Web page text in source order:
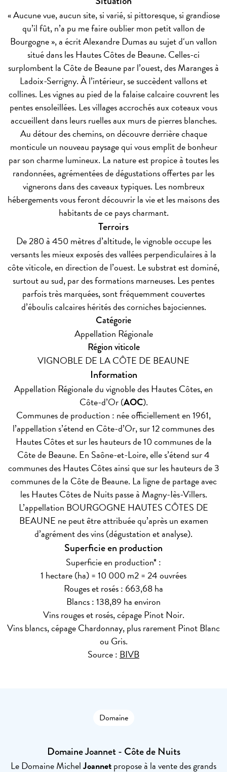
« Aucune vue, aucun site, si varié, si pittoresque, si grandiose
qu’il fût, n’a pu me faire oublier mon petit vallon de
Bourgogne », a écrit Alexandre Dumas au sujet d‘un vallon
situé dans les Hautes Côtes de Beaune. Celles-ci
surplombent la Côte de Beaune par l’ouest, des Maranges à
Ladoix-Serrigny. À l’intérieur, se succèdent vallons et
collines. Les vignes au pied de la falaise calcaire couvrent les
pentes ensoleillées. Les villages accrochés aux coteaux vous
accueillent dans leurs ruelles aux murs de pierres blanches.
Au détour des chemins, on découvre derrière chaque
monticule un nouveau paysage qui vous emplit de bonheur
par son charme lumineux. La nature est propice à toutes les
randonnées, agrémentées de dégustations offertes par les
vignerons dans des caveaux typiques. Les nombreux
hébergements vous feront découvrir la vie et les maisons des
habitants de ce pays charmant.
Terroirs
De 280 à 450 mètres d’altitude, le vignoble occupe les
versants les mieux exposés des vallées perpendiculaires à la
côte viticole, en direction de l’ouest. Le substrat est dominé,
surtout au sud, par des formations marneuses. Les pentes
parfois très marquées, sont fréquemment couvertes
d’éboulis calcaires hérités des corniches bajociennes.
Catégorie
Appellation Régionale
Région viticole
VIGNOBLE DE LA CÔTE DE BEAUNE
Information
Appellation Régionale du vignoble des Hautes Côtes, en
Côte-d’Or (AOC).
Communes de production : née officiellement en 1961,
l’appellation s’étend en Côte-d’Or, sur 12 communes des
Hautes Côtes et sur les hauteurs de 10 communes de la
Côte de Beaune. En Saône-et-Loire, elle s’étend sur 4
communes des Hautes Côtes ainsi que sur les hauteurs de 3
communes de la Côte de Beaune. La ligne de partage avec
les Hautes Côtes de Nuits passe à Magny-Iès-Villers.
L’appellation BOURGOGNE HAUTES CÔTES DE
BEAUNE ne peut être attribuée qu’après un examen
d’agrément des vins (dégustation et analyse).
Superficie en production
Superficie en production* :
1 hectare (ha) = 10 000 m2 = 24 ouvrées
Rouges et rosés : 663,68 ha
Blancs : 138,89 ha environ
Vins rouges et rosés, cépage Pinot Noir.
Vins blancs, cépage Chardonnay, plus rarement Pinot Blanc
ou Gris.
Source :BIVB
Domaine
Domaine Joannet - Côte de Nuits
Le Domaine MichelJoannetpropose à la vente des grands